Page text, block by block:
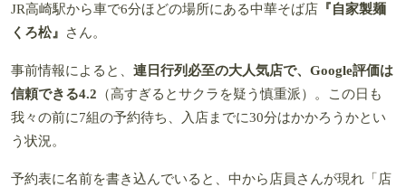
JR高崎駅から車で6分ほどの場所にある中華そば店 『自家製麺
くろ松』
さん。
事前情報によると、 連日行列必至の大人気店で、Google評価は
信頼できる4.2 （高すぎるとサクラを疑う慎重派）。この日も
我々の前に7組の予約待ち、入店までに30分はかかろうかとい
う状況。
予約表に名前を書き込んでいると、中から店員さんが現れ「店